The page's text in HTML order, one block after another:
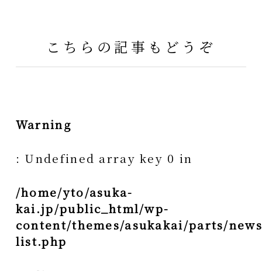
こちらの記事もどうぞ
Warning
: Undefined array key 0 in
/home/yto/asuka-
kai.jp/public_html/wp-
content/themes/asukakai/parts/
list.php